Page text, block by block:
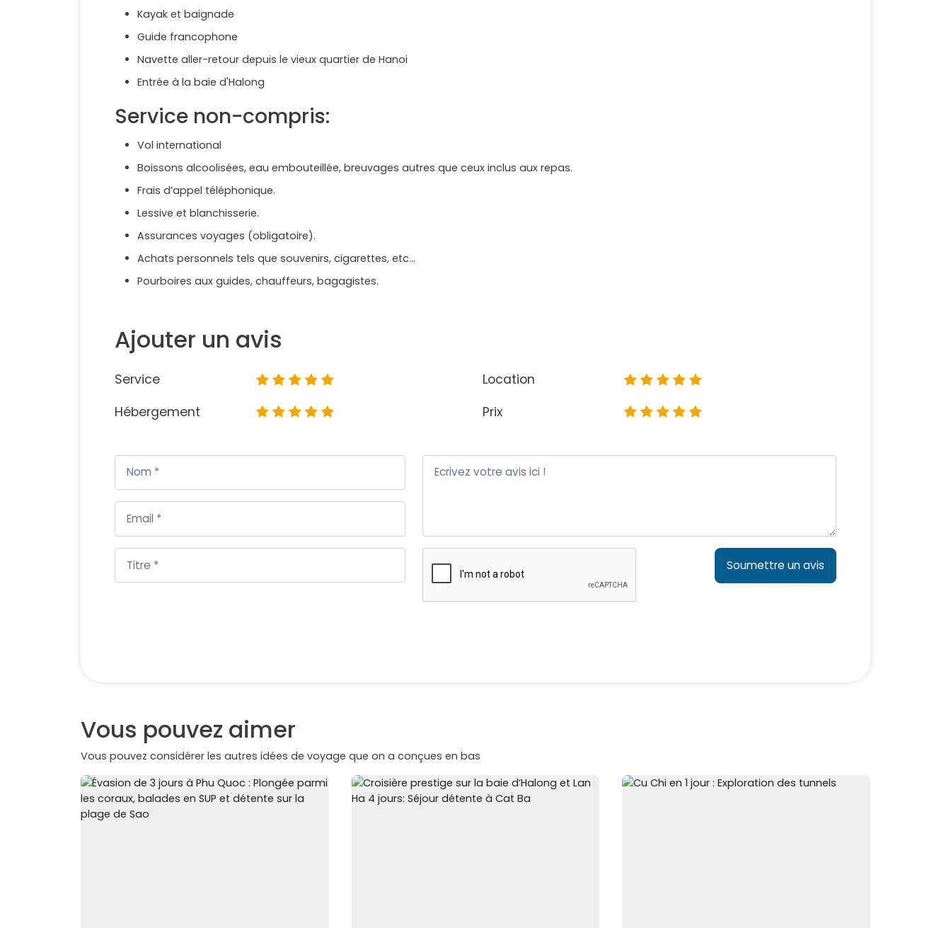
Kayak et baignade
Guide francophone
Navette aller-retour depuis le vieux quartier de Hanoi
Entrée à la baie d'Halong
Service non-compris:
Vol international
Boissons alcoolisées, eau embouteillée, breuvages autres que ceux inclus aux repas.
Frais d’appel téléphonique.
Lessive et blanchisserie.
Assurances voyages (obligatoire).
Achats personnels tels que souvenirs, cigarettes, etc…
Pourboires aux guides, chauffeurs, bagagistes.
Ajouter un avis
Service
Location
Hébergement
Prix
Soumettre un avis
Vous pouvez aimer
Vous pouvez considérer les autres idées de voyage que on a conçues en bas